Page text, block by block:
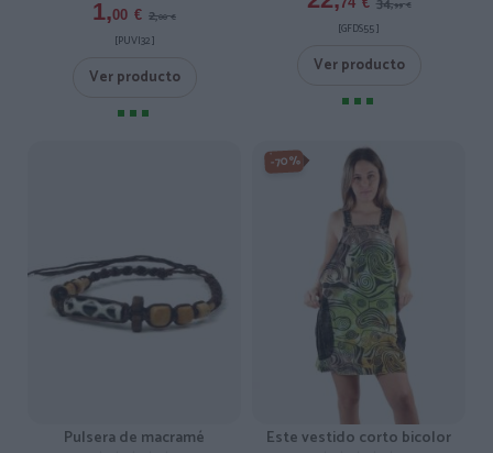
1,00 € 2,00 €
[PUVI32 ]
Ver producto
99 €
[GFDS55 ]
Ver producto
Pulsera de macramé
-70%
Este vestido corto bicolor